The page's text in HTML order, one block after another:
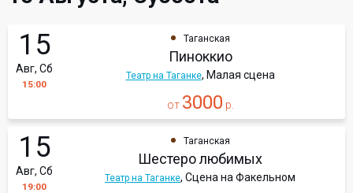
15
Авг, Сб
15:00
Таганская
Пиноккио
Театр на Таганке, Малая сцена
от 3000 р.
15
Авг, Сб
19:00
Таганская
Шестеро любимых
Театр на Таганке, Сцена на Факельном